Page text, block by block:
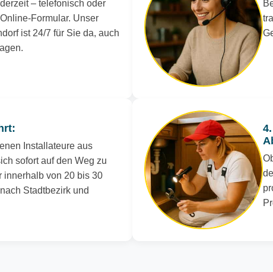
– telefonisch oder
Formular. Unser
ist 24/7 für Sie da, auch
Installateure aus
sofort auf den Weg zu
innerhalb von 20 bis 30
Stadtbezirk und